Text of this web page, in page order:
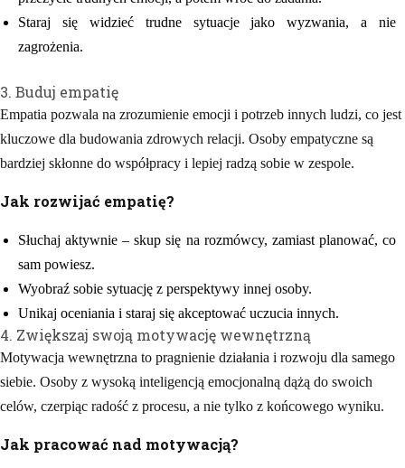
Staraj się widzieć trudne sytuacje jako wyzwania, a nie
zagrożenia.
3. Buduj empatię
Empatia pozwala na zrozumienie emocji i potrzeb innych ludzi, co jest
kluczowe dla budowania zdrowych relacji. Osoby empatyczne są
bardziej skłonne do współpracy i lepiej radzą sobie w zespole.
Jak rozwijać empatię?
Słuchaj aktywnie – skup się na rozmówcy, zamiast planować, co
sam powiesz.
Wyobraź sobie sytuację z perspektywy innej osoby.
Unikaj oceniania i staraj się akceptować uczucia innych.
4. Zwiększaj swoją motywację wewnętrzną
Motywacja wewnętrzna to pragnienie działania i rozwoju dla samego
siebie. Osoby z wysoką inteligencją emocjonalną dążą do swoich
celów, czerpiąc radość z procesu, a nie tylko z końcowego wyniku.
Jak pracować nad motywacją?